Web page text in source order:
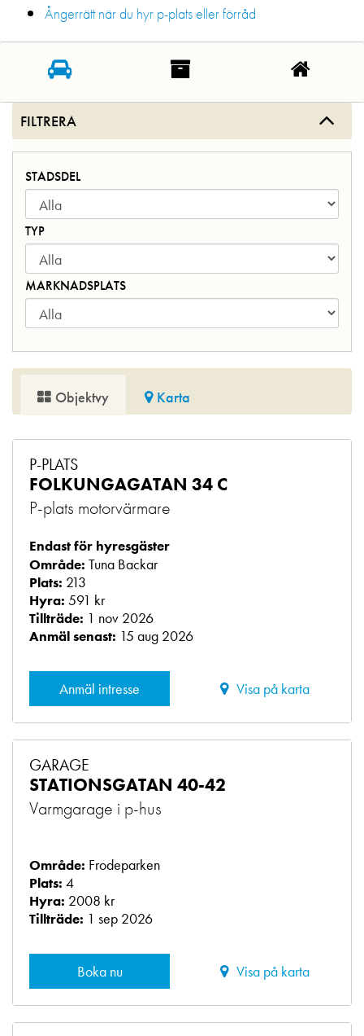
Ångerrätt när du hyr p-plats eller förråd
FILTRERA
STADSDEL
TYP
MARKNADSPLATS
Objektvy Karta
P-PLATS
FOLKUNGAGATAN 34 C
P-plats motorvärmare
Endast för hyresgäster
Område: Tuna Backar
Plats: 213
Hyra: 591 kr
Tillträde: 1 nov 2026
Anmäl senast: 15 aug 2026
Anmäl intresse Visa på karta
GARAGE
STATIONSGATAN 40-42
Varmgarage i p-hus
Område: Frodeparken
Plats: 4
Hyra: 2008 kr
Tillträde: 1 sep 2026
Boka nu Visa på karta